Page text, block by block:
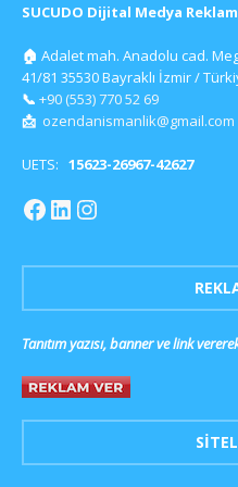
SUCUDO Dijital Medya
🏠 Adalet mah. Anadolu cad.
41/81 35530 Bayraklı İzmir /
📞 +90 (553) 770 52 69
📩 ozendanismanlik@gmail.com
UETS: 15623-26967-42627
Tanıtım yazısı, banner ve link